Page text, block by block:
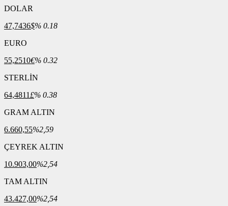
DOLAR
47,7436$% 0.18
EURO
55,2510€% 0.32
STERLİN
64,4811£% 0.38
GRAM ALTIN
6.660,55%2,59
ÇEYREK ALTIN
10.903,00%2,54
TAM ALTIN
43.427,00%2,54